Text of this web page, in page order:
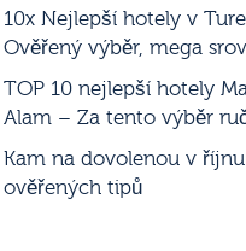
10x Nejlepší hotely v
Ověřený výběr, mega
TOP 10 nejlepší hotely
Alam – Za tento výběr
Kam na dovolenou v
ověřených tipů